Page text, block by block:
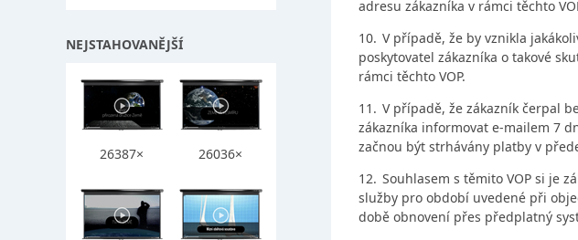
adresu zákazníka v rámci těchto
10. V případě, že by vznikla
poskytovatel zákazníka o takové
rámci těchto VOP.
11. V případě, že zákazník čerpal
zákazníka informovat e-mailem 7
začnou být strhávány platby v
12. Souhlasem s těmito VOP si je
služby pro období uvedené při
době obnovení přes předplatný
NEJSTAHOVANĚJŠÍ
26387× 26036×